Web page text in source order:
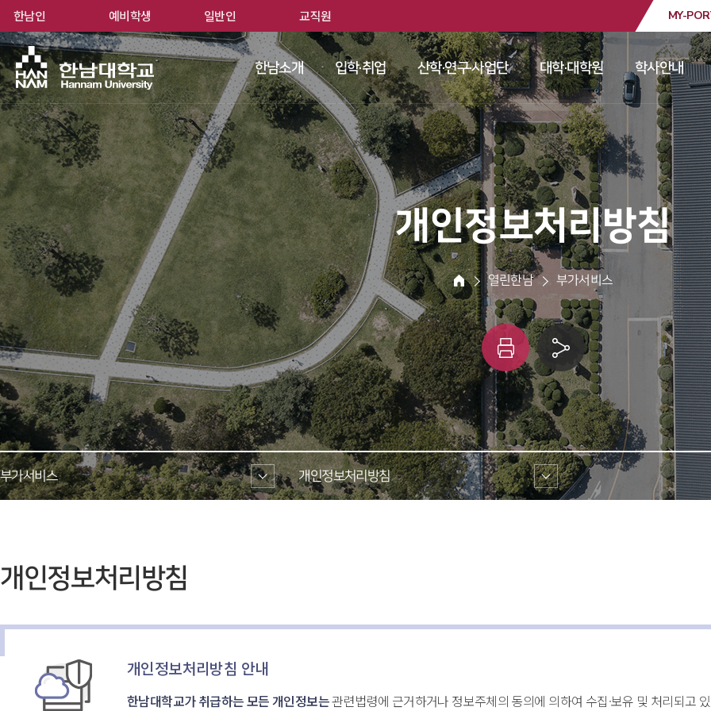
한남대학교
MY-
한남소개 입학·취업 산학·연구·사업단 대학·대학원 학사안내
개인정보처리방침
HOME
열린한남 부가서비스
쇄
링
크
공유
부가서비스 개인정보처리방침
개인정보처리방침
개인정보처리방침 안내
한남대학교가 취급하는 모든 개인정보는 관련법령에 근거하거나 정보주체의 동의에 의하여 수집·보유 및 처리되고
한남인 예비학생 일반인 교직원